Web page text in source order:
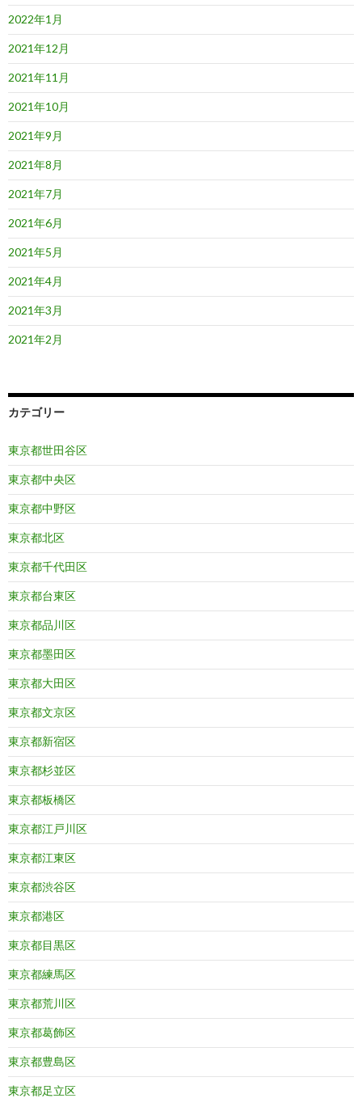
2022年1月
2021年12月
2021年11月
2021年10月
2021年9月
2021年8月
2021年7月
2021年6月
2021年5月
2021年4月
2021年3月
2021年2月
カテゴリー
東京都世田谷区
東京都中央区
東京都中野区
東京都北区
東京都千代田区
東京都台東区
東京都品川区
東京都墨田区
東京都大田区
東京都文京区
東京都新宿区
東京都杉並区
東京都板橋区
東京都江戸川区
東京都江東区
東京都渋谷区
東京都港区
東京都目黒区
東京都練馬区
東京都荒川区
東京都葛飾区
東京都豊島区
東京都足立区